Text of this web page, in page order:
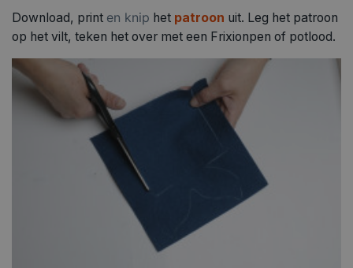
Download, print en knip het patroon uit. Leg het patroon
op het vilt, teken het over met een Frixionpen of potlood.